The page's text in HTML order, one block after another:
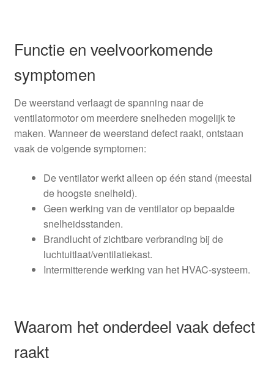
Functie en veelvoorkomende
symptomen
De weerstand verlaagt de spanning naar de
ventilatormotor om meerdere snelheden mogelijk te
maken. Wanneer de weerstand defect raakt, ontstaan
vaak de volgende symptomen:
De ventilator werkt alleen op één stand (meestal
de hoogste snelheid).
Geen werking van de ventilator op bepaalde
snelheidsstanden.
Brandlucht of zichtbare verbranding bij de
luchtuitlaat/ventilatiekast.
Intermitterende werking van het HVAC-systeem.
Waarom het onderdeel vaak defect
raakt